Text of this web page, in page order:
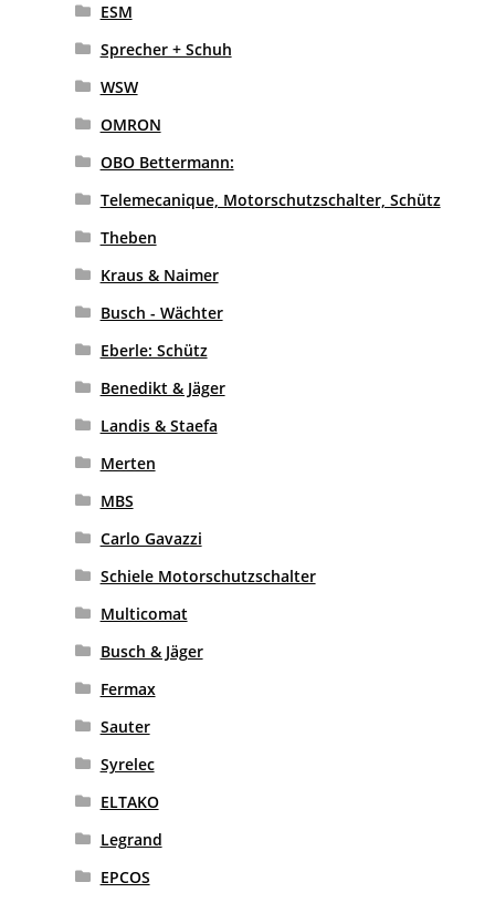
ESM
Sprecher + Schuh
WSW
OMRON
OBO Bettermann:
Telemecanique, Motorschutzschalter, Schütz
Theben
Kraus & Naimer
Busch - Wächter
Eberle: Schütz
Benedikt & Jäger
Landis & Staefa
Merten
MBS
Carlo Gavazzi
Schiele Motorschutzschalter
Multicomat
Busch & Jäger
Fermax
Sauter
Syrelec
ELTAKO
Legrand
EPCOS